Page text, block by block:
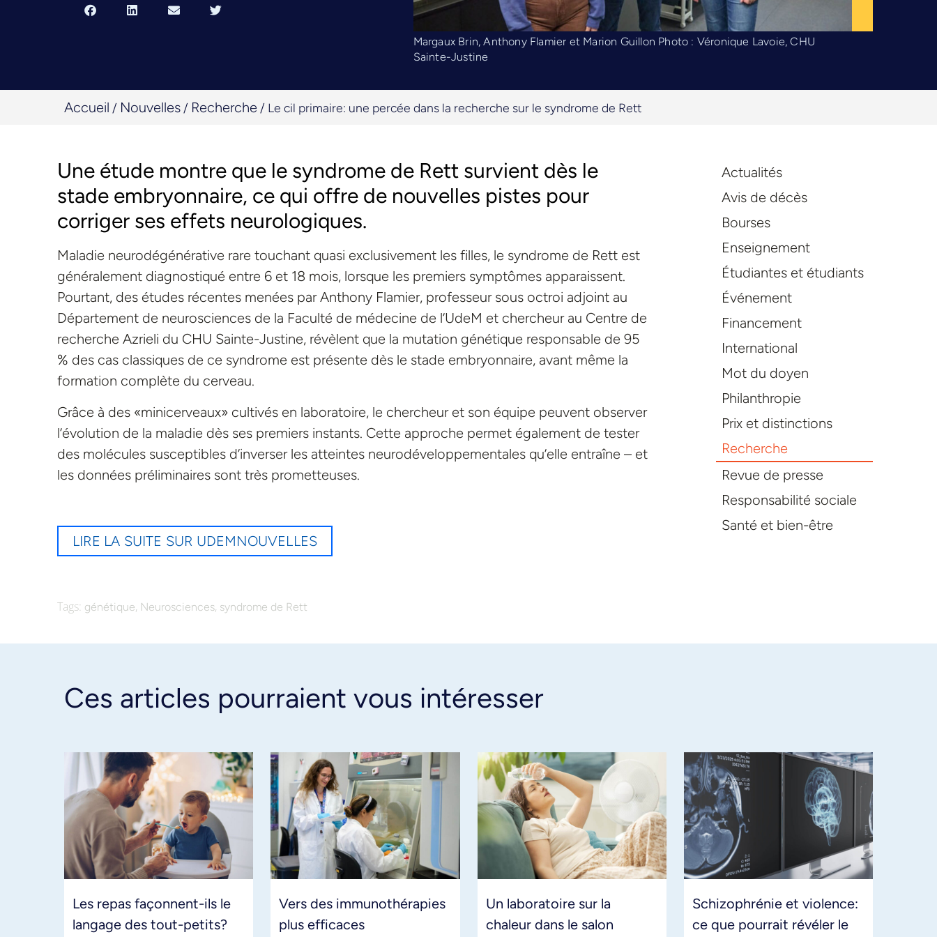
Margaux Brin, Anthony Flamier et Marion Guillon Photo : Véronique Lavoie, CHU
Sainte-Justine
Accueil / Nouvelles / Recherche / Le cil primaire: une percée dans la recherche sur le syndrome de Rett
Une étude montre que le syndrome de Rett survient dès le
stade embryonnaire, ce qui offre de nouvelles pistes pour
corriger ses effets neurologiques.
Maladie neurodégénérative rare touchant quasi exclusivement les filles, le syndrome de Rett est
généralement diagnostiqué entre 6 et 18 mois, lorsque les premiers symptômes apparaissent.
Pourtant, des études récentes menées par Anthony Flamier, professeur sous octroi adjoint au
Département de neurosciences de la Faculté de médecine de l’UdeM et chercheur au Centre de
recherche Azrieli du CHU Sainte-Justine, révèlent que la mutation génétique responsable de 95
% des cas classiques de ce syndrome est présente dès le stade embryonnaire, avant même la
formation complète du cerveau.
Grâce à des «minicerveaux» cultivés en laboratoire, le chercheur et son équipe peuvent observer
l’évolution de la maladie dès ses premiers instants. Cette approche permet également de tester
des molécules susceptibles d’inverser les atteintes neurodéveloppementales qu’elle entraîne – et
les données préliminaires sont très prometteuses.
LIRE LA SUITE SUR UDEMNOUVELLES
Tags: génétique, Neurosciences, syndrome de Rett
Actualités
Avis de décès
Bourses
Enseignement
Étudiantes et étudiants
Événement
Financement
International
Mot du doyen
Philanthropie
Prix et distinctions
Recherche
Revue de presse
Responsabilité sociale
Santé et bien-être
Ces articles pourraient vous intéresser
Les repas façonnent-ils le
langage des tout-petits?
Vers des immunothérapies
plus efficaces
Un laboratoire sur la
chaleur dans le salon
Schizophrénie et violence:
ce que pourrait révéler le